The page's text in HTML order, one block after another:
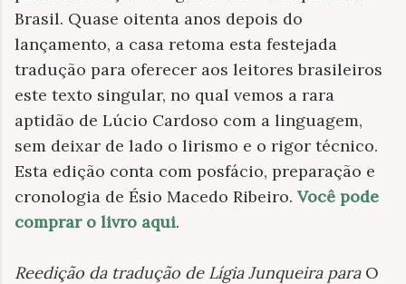
Brasil. Quase oitenta anos depois do
lançamento, a casa retoma esta festejada
tradução para oferecer aos leitores brasileiros
este texto singular, no qual vemos a rara
aptidão de Lúcio Cardoso com a linguagem,
sem deixar de lado o lirismo e o rigor técnico.
Esta edição conta com posfácio, preparação e
cronologia de Ésio Macedo Ribeiro. Você pode
comprar o livro aqui.
Reedição da tradução de Lígia Junqueira paraO